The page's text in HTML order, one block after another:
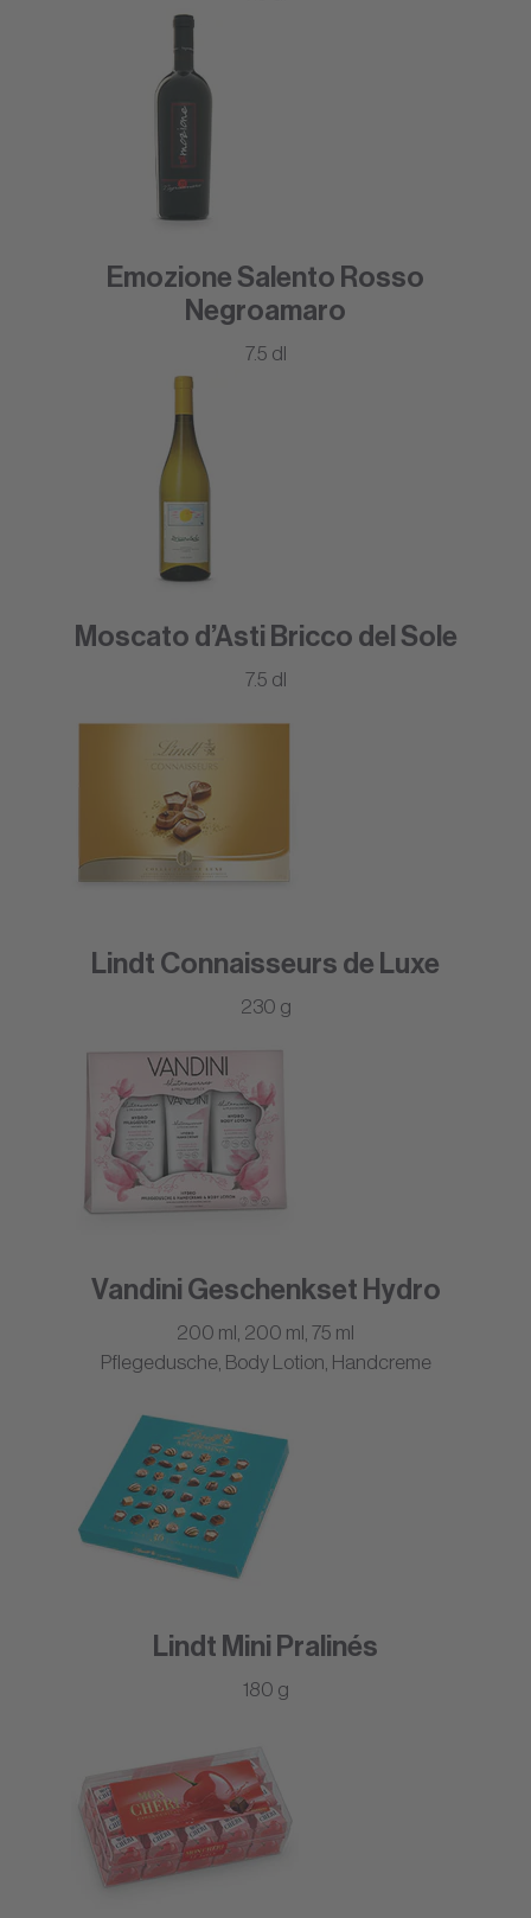
Emozione Salento Rosso
Negroamaro
7.5 dl
Moscato d’Asti Bricco del Sole
7.5 dl
Lindt Connaisseurs de Luxe
230 g
Vandini Geschenkset Hydro
200 ml, 200 ml, 75 ml
Pflegedusche, Body Lotion, Handcreme
Lindt Mini Pralinés
180 g